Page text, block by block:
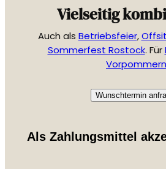
Vielseitig
Auch als Betriebsfeier,
Sommerfest Rostock. Für
Vorpommern
Wunschtermin
Als Zahlungsmittel